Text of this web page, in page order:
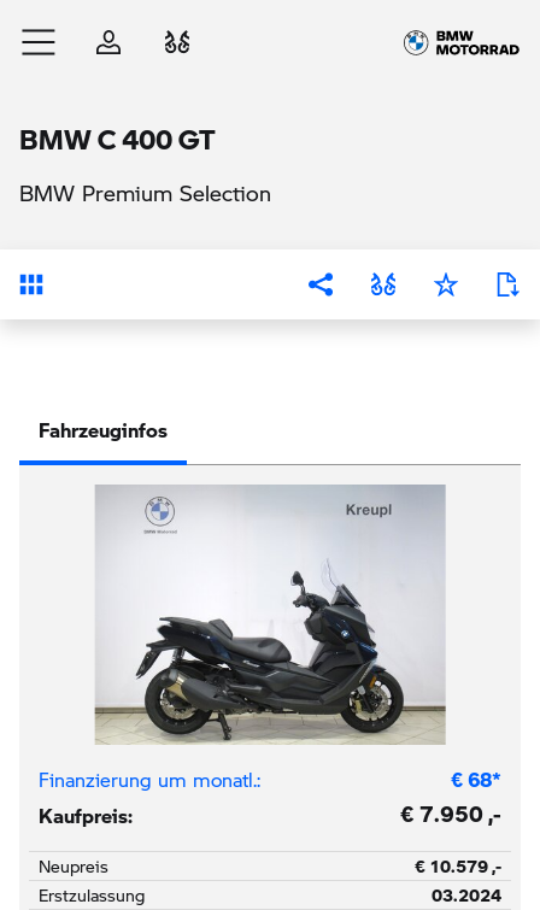
Zum Hauptinhalt springen
Anmelden
BMW C 400 GT
BMW Premium Selection
Fahrzeuginfos
Finanzierung um monatl.: €68*
Kaufpreis:
€ 7.950 ,-
Neupreis € 10.579 ,-
Erstzulassung 03.2024